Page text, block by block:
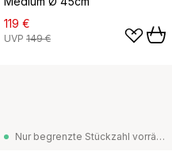
119 €
UVP 149 €
Nur begrenzte Stückzahl vorrätig